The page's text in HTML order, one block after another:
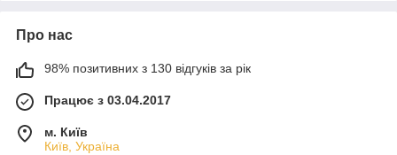
Про нас
98% позитивних з 130 відгуків за рік
Працює з 03.04.2017
м. Київ
Київ, Україна